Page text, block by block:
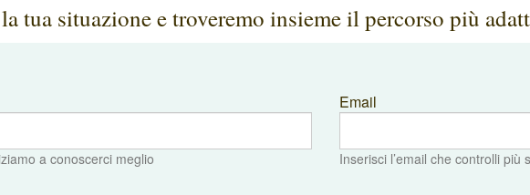
tua situazione e troveremo insieme il percorso più
a conoscerci meglio
Email
Inserisci l’email che controlli più